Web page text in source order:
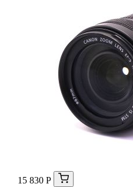
15 830 Р